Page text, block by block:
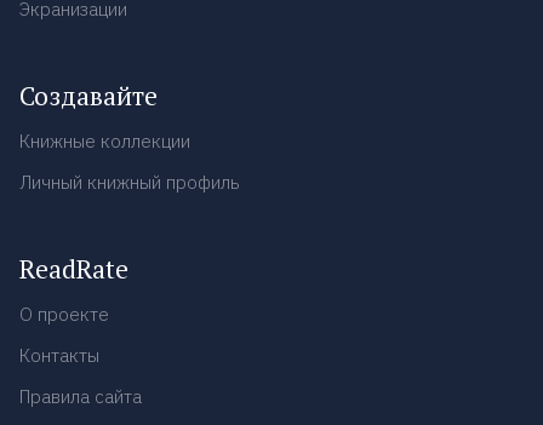
Экранизации
Создавайте
Книжные коллекции
Личный книжный профиль
ReadRate
О проекте
Контакты
Правила сайта